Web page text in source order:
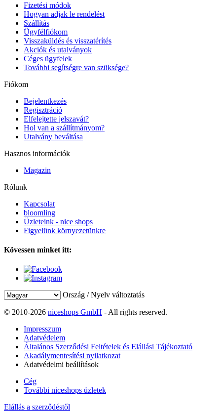
Fizetési módok
Hogyan adjak le rendelést
Szállítás
Ügyfélfiókom
Visszaküldés és visszatérítés
Akciók és utalványok
Céges ügyfelek
További segítségre van szüksége?
Fiókom
Bejelentkezés
Regisztráció
Elfelejtette jelszavát?
Hol van a szállítmányom?
Utalvány beváltása
Hasznos információk
Magazin
Rólunk
Kapcsolat
bloomling
Üzleteink - nice shops
Figyelünk környezetünkre
Kövessen minket itt:
Ország / Nyelv változtatás
© 2010-2026 niceshops GmbH - All rights reserved.
Impresszum
Adatvédelem
Általános Szerződési Feltételek és Elállási Tájékoztató
Akadálymentesítési nyilatkozat
Adatvédelmi beállítások
Cég
További niceshops üzletek
Elállás a szerződéstől